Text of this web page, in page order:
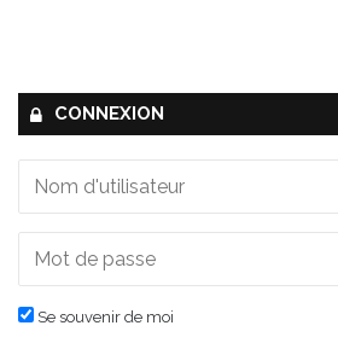
CONNEXION
Se souvenir de moi